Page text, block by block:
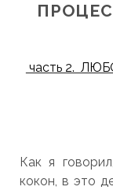
часть 2.
Как я
кокон, в это